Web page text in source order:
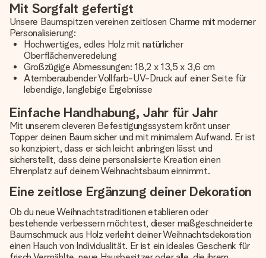
Mit Sorgfalt gefertigt
Unsere Baumspitzen vereinen zeitlosen Charme mit moderner
Personalisierung:
Hochwertiges, edles Holz mit natürlicher
Oberflächenveredelung
Großzügige Abmessungen: 18,2 x 13,5 x 3,6 cm
Atemberaubender Vollfarb-UV-Druck auf einer Seite für
lebendige, langlebige Ergebnisse
Einfache Handhabung, Jahr für Jahr
Mit unserem cleveren Befestigungssystem krönt unser
Topper deinen Baum sicher und mit minimalem Aufwand. Er ist
so konzipiert, dass er sich leicht anbringen lässt und
sicherstellt, dass deine personalisierte Kreation einen
Ehrenplatz auf deinem Weihnachtsbaum einnimmt.
Eine zeitlose Ergänzung deiner Dekoration
Ob du neue Weihnachtstraditionen etablieren oder
bestehende verbessern möchtest, dieser maßgeschneiderte
Baumschmuck aus Holz verleiht deiner Weihnachtsdekoration
einen Hauch von Individualität. Er ist ein ideales Geschenk für